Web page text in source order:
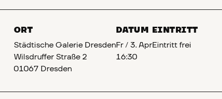
ORT
Städtische Galerie Dresden
Wilsdruffer Straße 2
01067 Dresden
DATUM
Fr / 3. Apr
16:30
EINTRITT
Eintritt frei